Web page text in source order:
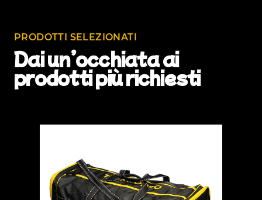
PRODOTTI SELEZIONATI
Dai un’oc­chi­a­ta ai
prodot­ti più richiesti